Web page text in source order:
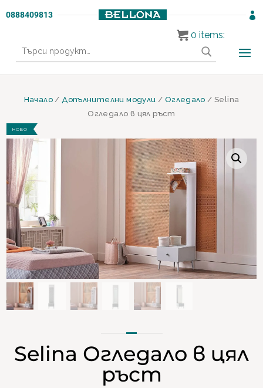
0888409813 
за:
Начало/Допълнителни модули / Огледало / Selina
Огледало в цял ръст
НОВО
Selina Огледало в цял
ръст
0 items: